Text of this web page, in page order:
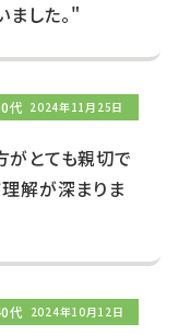
ました。"
代 2024年11月25日
がとても親切で
解が深まりま
代 2024年10月12日